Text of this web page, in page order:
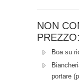
NON
PREZZO:
Boa su
portare